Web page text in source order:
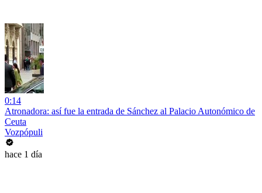
0:14
Atronadora: así fue la entrada de Sánchez al Palacio Autonómico de
Ceuta
Vozpópuli
hace 1 día